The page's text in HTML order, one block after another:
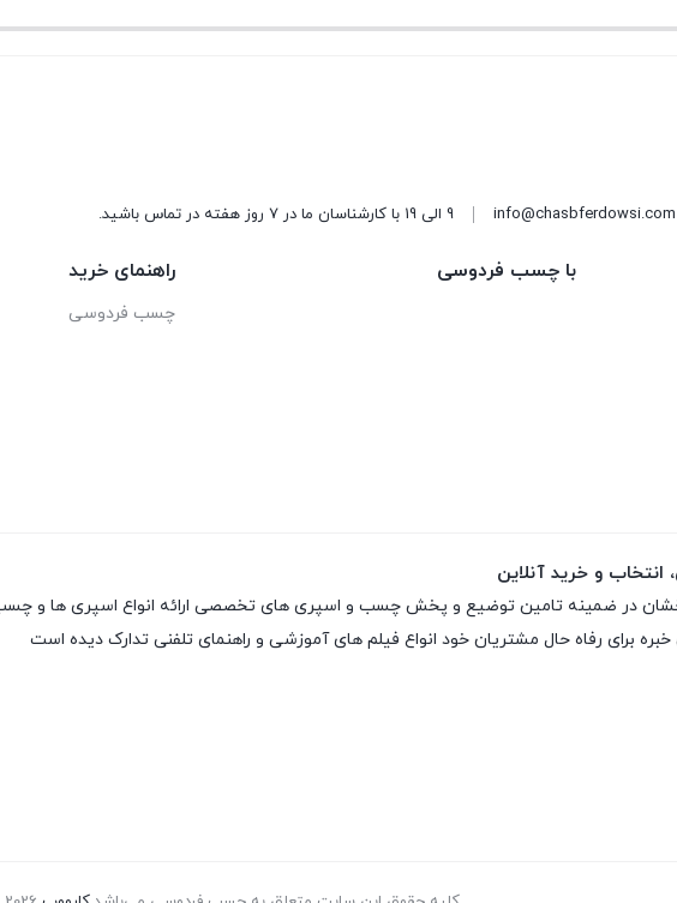
info@chasbferdowsi.com 9 الی 19 با کارشناسان ما در 7 روز هفته در تماس باشید.
با چسب فردوسی راهنمای خرید
چسب فردوسی
و خرید آنلاین
برای رفاه حال مشتریان خود انواع فیلم های آموزشی و راهنمای تلفنی تدارک دیده است